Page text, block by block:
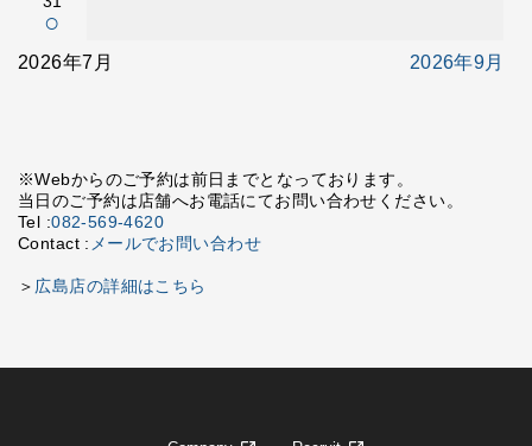
○
2026年7月 2026年9月
※Webからのご予約は前日までとなっております。
当日のご予約は店舗へお電話にてお問い合わせください。
Tel :082-569-4620
Contact : メールでお問い合わせ
＞ 広島店の詳細はこちら